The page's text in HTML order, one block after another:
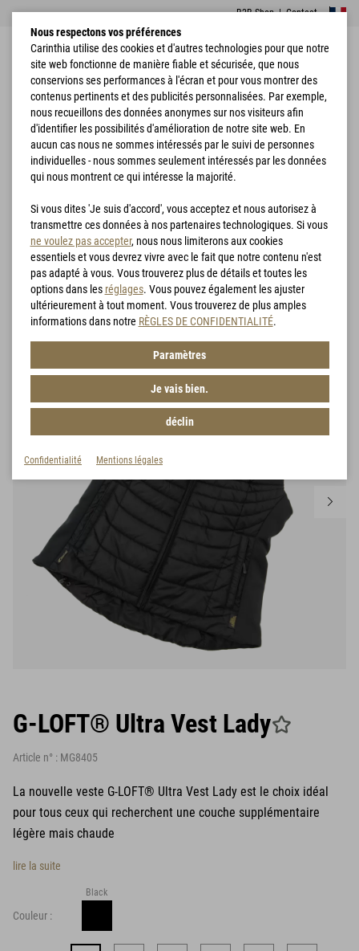
B2B Shop|Contact
Accueil Vêtements G-LOFT® Ultra Vest Lady
G-LOFT® Ultra Vest Lady
Article n° : MG8405
La nouvelle veste G-LOFT® Ultra Vest Lady est le choix idéal
pour tous ceux qui recherchent une couche supplémentaire
légère mais chaude
lire la suite
Couleur :
Black
Nous respectons vos préférences
Carinthia utilise des cookies et d'autres technologies pour que notre
site web fonctionne de manière fiable et sécurisée, que nous
conservions ses performances à l'écran et pour vous montrer des
contenus pertinents et des publicités personnalisées. Par exemple,
nous recueillons des données anonymes sur nos visiteurs afin
d'identifier les possibilités d'amélioration de notre site web. En
aucun cas nous ne sommes intéressés par le suivi de personnes
individuelles - nous sommes seulement intéressés par les données
qui nous montrent ce qui intéresse la majorité.
Si vous dites 'Je suis d'accord', vous acceptez et nous autorisez à
transmettre ces données à nos partenaires technologiques. Si vous
ne voulez pas accepter, nous nous limiterons aux cookies
essentiels et vous devrez vivre avec le fait que notre contenu n'est
pas adapté à vous. Vous trouverez plus de détails et toutes les
options dans les réglages. Vous pouvez également les ajuster
ultérieurement à tout moment. Vous trouverez de plus amples
informations dans notre RÈGLES DE CONFIDENTIALITÉ.
Paramètres
Je vais bien.
déclin
Confidentialité Mentions légales